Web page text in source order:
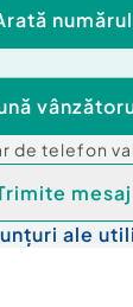
numărul
de telefon
mesaj
ale